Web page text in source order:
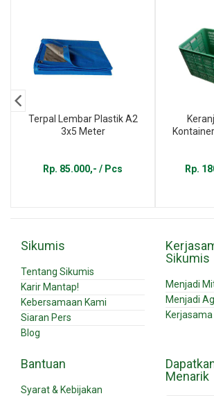
Terpal Lembar Plastik A2
3x5 Meter
Rp. 85.000,- / Pcs Rp.
Sikumis
Tentang Sikumis
Karir Mantap!
Kebersamaan Kami
Siaran Pers
Blog
Sikumis
Menjadi
Menjadi
Kerjasama
Bantuan
Syarat & Kebijakan
Menarik